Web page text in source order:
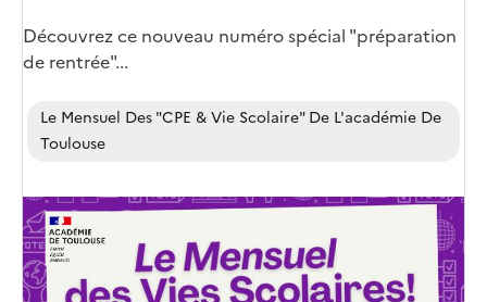
Corps
Découvrez ce nouveau numéro spécial "préparation
de rentrée"...
Le Mensuel Des "CPE & Vie Scolaire" De L'académie De
Toulouse
Image
de
couverture
(conseillée)